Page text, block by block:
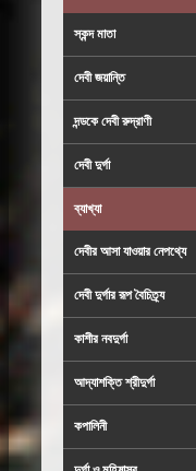
স্কন্দ মাতা
দেবী জয়ান্তি
দন্ডকে দেবী রুদ্রাণী
দেবী দুর্গা
ব্যাখ্যা
দেবীর আসা যাওয়ার নেপথ্যে
দেবী দুর্গার রূপ বৈচিত্র্য
কাশীর নবদুর্গা
আদ্যাশক্তি শ্রীদুর্গা
কপালিনী